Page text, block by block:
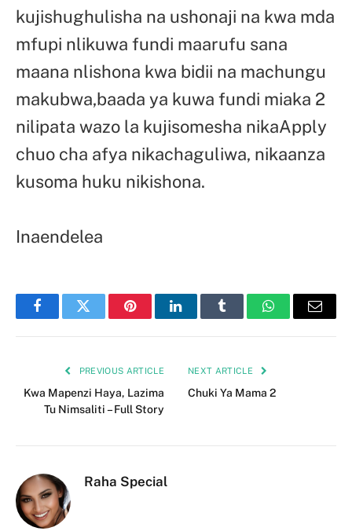
kujishughulisha na ushonaji na kwa mda
mfupi nlikuwa fundi maarufu sana
maana nlishona kwa bidii na machungu
makubwa,baada ya kuwa fundi miaka 2
nilipata wazo la kujisomesha nikaApply
chuo cha afya nikachaguliwa, nikaanza
kusoma huku nikishona.
Inaendelea
FacebookTwitter PinterestLinkedInTumblr WhatsAppEmail
PREVIOUS ARTICLE
Kwa Mapenzi Haya, Lazima
Tu Nimsaliti – Full Story
NEXT ARTICLE
Chuki Ya Mama 2
Raha Special